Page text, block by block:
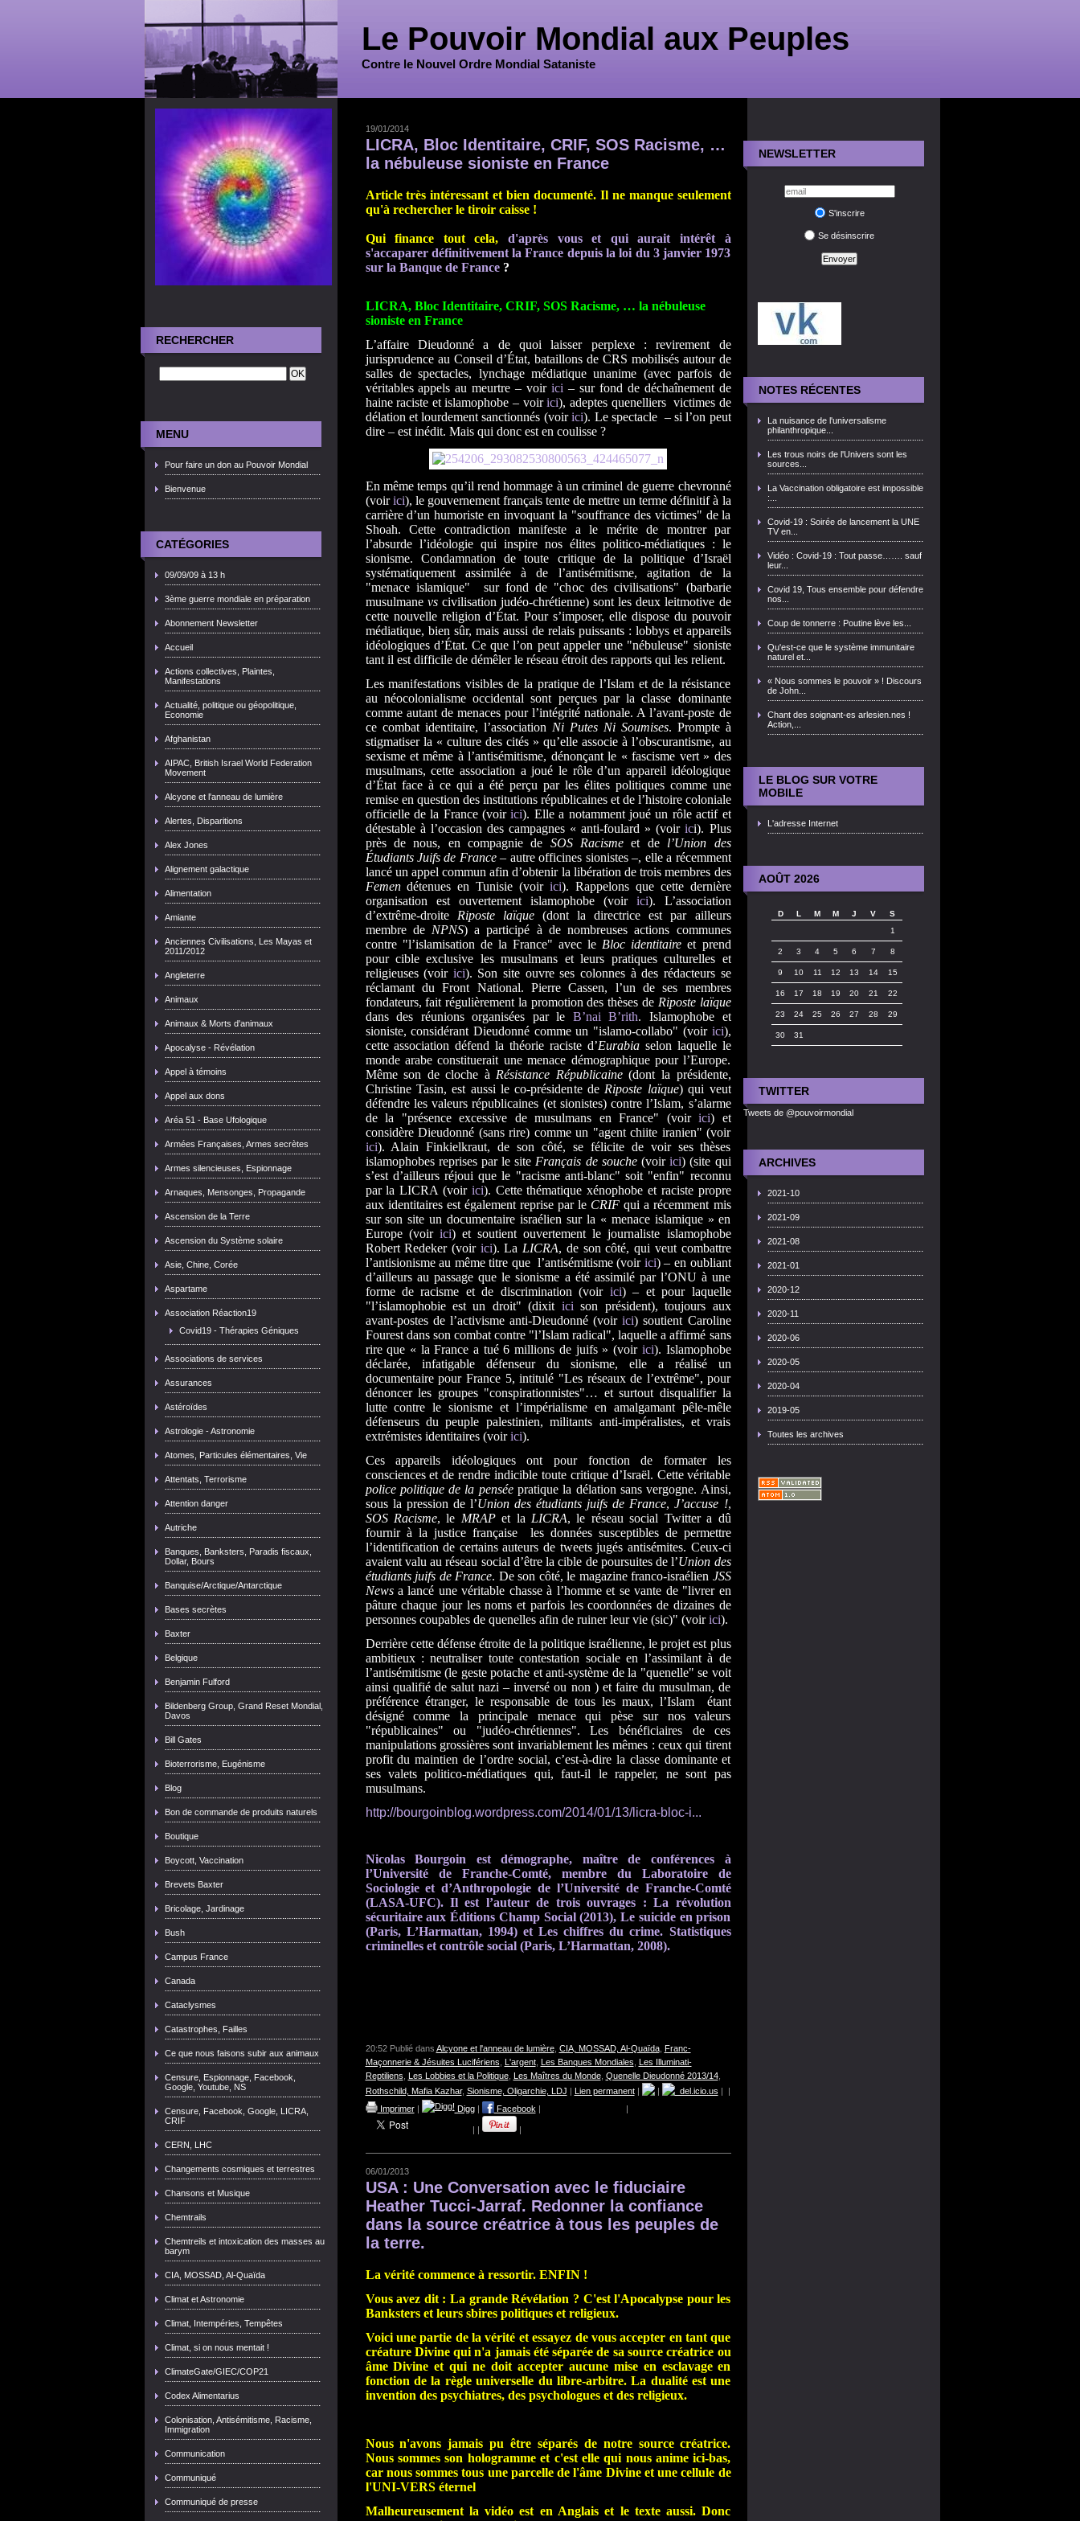
Le Pouvoir Mondial aux Peuples
Contre le Nouvel Ordre Mondial Sataniste
RECHERCHER
MENU
Pour faire un don au Pouvoir Mondial
Bienvenue
CATÉGORIES
09/09/09 à 13 h
3ème guerre mondiale en préparation
Abonnement Newsletter
Accueil
Actions collectives, Plaintes,
Manifestations
Actualité, politique ou géopolitique,
Economie
Afghanistan
AIPAC, British Israel World Federation
Movement
Alcyone et l'anneau de lumière
Alertes, Disparitions
Alex Jones
Alignement galactique
Alimentation
Amiante
Anciennes Civilisations, Les Mayas et
2011/2012
Angleterre
Animaux
Animaux & Morts d'animaux
Apocalyse - Révélation
Appel à témoins
Appel aux dons
Aréa 51 - Base Ufologique
Armées Françaises, Armes secrètes
Armes silencieuses, Espionnage
Arnaques, Mensonges, Propagande
Ascension de la Terre
Ascension du Système solaire
Asie, Chine, Corée
Aspartame
Association Réaction19
Covid19 - Thérapies Géniques
Associations de services
Assurances
Astéroïdes
Astrologie - Astronomie
Atomes, Particules élémentaires, Vie
Attentats, Terrorisme
Attention danger
Autriche
Banques, Banksters, Paradis fiscaux,
Dollar, Bours
Banquise/Arctique/Antarctique
Bases secrètes
Baxter
Belgique
Benjamin Fulford
Bildenberg Group, Grand Reset Mondial,
Davos
Bill Gates
Bioterrorisme, Eugénisme
Blog
Bon de commande de produits naturels
Boutique
Boycott, Vaccination
Brevets Baxter
Bricolage, Jardinage
Bush
Campus France
Canada
Cataclysmes
Catastrophes, Failles
Ce que nous faisons subir aux animaux
Censure, Espionnage, Facebook,
Google, Youtube, NS
Censure, Facebook, Google, LICRA,
CRIF
CERN, LHC
Changements cosmiques et terrestres
Chansons et Musique
Chemtrails
Chemtreils et intoxication des masses au
barym
CIA, MOSSAD, Al-Quaïda
Climat et Astronomie
Climat, Intempéries, Tempêtes
Climat, si on nous mentait !
ClimateGate/GIEC/COP21
Codex Alimentarius
Colonisation, Antisémitisme, Racisme,
Immigration
Communication
Communiqué
Communiqué de presse
NEWSLETTER
S'inscrire
Se désinscrire
NOTES RÉCENTES
La nuisance de l'universalisme
philanthropique...
Les trous noirs de l'Univers sont les
sources...
La Vaccination obligatoire est impossible
:...
Covid-19 : Soirée de lancement la UNE
TV en...
Vidéo : Covid-19 : Tout passe……. sauf
leur...
Covid 19, Tous ensemble pour défendre
nos...
Coup de tonnerre : Poutine lève les...
Qu'est-ce que le système immunitaire
naturel et...
« Nous sommes le pouvoir » ! Discours
de John...
Chant des soignant-es arlesien.nes !
Action,...
LE BLOG SUR VOTRE
MOBILE
L'adresse Internet
AOÛT 2026
D L M M J V
S
1
2 3 4 5 6 7 8
9 10 11 12 13 14 15
16 17 18 19 20 21 22
23 24 25 26 27 28 29
30 31
TWITTER
Tweets de @pouvoirmondial
ARCHIVES
2021-10
2021-09
2021-08
2021-01
2020-12
2020-11
2020-06
2020-05
2020-04
2019-05
Toutes les archives
19/01/2014
LICRA, Bloc Identitaire, CRIF, SOS Racisme, …
la nébuleuse sioniste en France
Article très intéressant et bien documenté. Il ne manque seulement
qu'à rechercher le tiroir caisse !
Qui finance tout cela,
d'après vous et qui aurait intérêt à
s'accaparer définitivement la France depuis la loi du 3 janvier 1973
sur la Banque de France ?
LICRA, Bloc Identitaire, CRIF, SOS Racisme, … la nébuleuse
sioniste en France
L’affaire Dieudonné a de quoi laisser perplexe : revirement de
jurisprudence au Conseil d’État, bataillons de CRS mobilisés autour de
salles de spectacles, lynchage médiatique unanime (avec parfois de
véritables appels au meurtre – voir ici – sur fond de déchaînement de
haine raciste et islamophobe – voirici), adeptes quenelliers victimes de
délation et lourdement sanctionnés (voirici). Le spectacle – si l’on peut
dire – est inédit. Mais qui donc est en coulisse ?
En même temps qu’il rend hommage à un criminel de guerre chevronné
(voirici), le gouvernement français tente de mettre un terme définitif à la
carrière d’un humoriste en invoquant la "souffrance des victimes" de la
Shoah. Cette contradiction manifeste a le mérite de montrer par
l’absurde l’idéologie qui inspire nos élites politico-médiatiques : le
sionisme. Condamnation de toute critique de la politique d’Israël
systématiquement assimilée à de l’antisémitisme, agitation de la
"menace islamique" sur fond de "choc des civilisations" (barbarie
musulmane vscivilisation judéo-chrétienne) sont les deux leitmotive de
cette nouvelle religion d’État. Pour s’imposer, elle dispose du pouvoir
médiatique, bien sûr, mais aussi de relais puissants : lobbys et appareils
idéologiques d’État. Ce que l’on peut appeler une "nébuleuse" sioniste
tant il est difficile de démêler le réseau étroit des rapports qui les relient.
Les manifestations visibles de la pratique de l’Islam et de la résistance
au néocolonialisme occidental sont perçues par la classe dominante
comme autant de menaces pour l’intégrité nationale. A l’avant-poste de
ce combat identitaire, l’association Ni Putes Ni Soumises. Prompte à
stigmatiser la « culture des cités » qu’elle associe à l’obscurantisme, au
sexisme et même à l’antisémitisme, dénonçant le « fascisme vert » des
musulmans, cette association a joué le rôle d’un appareil idéologique
d’État face à ce qui a été perçu par les élites politiques comme une
remise en question des institutions républicaines et de l’histoire coloniale
officielle de la France (voirici). Elle a notamment joué un rôle actif et
détestable à l’occasion des campagnes « anti-foulard » (voirici). Plus
près de nous, en compagnie de SOS Racisme et de l’Union des
Étudiants Juifs de France– autre officines sionistes –, elle a récemment
lancé un appel commun afin d’obtenir la libération de trois membres des
Femendétenues en Tunisie (voir ici). Rappelons que cette dernière
organisation est ouvertement islamophobe (voir ici). L’association
d’extrême-droite Riposte laïque(dont la directrice est par ailleurs
membre de NPNS) a participé à de nombreuses actions communes
contre "l’islamisation de la France" avec le Bloc identitaire et prend
pour cible exclusive les musulmans et leurs pratiques culturelles et
religieuses (voir ici). Son site ouvre ses colonnes à des rédacteurs se
réclamant du Front National. Pierre Cassen, l’un de ses membres
fondateurs, fait régulièrement la promotion des thèses de Riposte laïque
dans des réunions organisées par le B’nai B’rith. Islamophobe et
sioniste, considérant Dieudonné comme un "islamo-collabo" (voir ici),
cette association défend la théorie raciste d’Eurabiaselon laquelle le
monde arabe constituerait une menace démographique pour l’Europe.
Même son de cloche à Résistance Républicaine(dont la présidente,
Christine Tasin, est aussi le co-présidente de Riposte laïque) qui veut
défendre les valeurs républicaines (et sionistes) contre l’Islam, s’alarme
de la "présence excessive de musulmans en France" (voirici) et
considère Dieudonné (sans rire) comme un "agent chiite iranien" (voir
ici). Alain Finkielkraut, de son côté, se félicite de voir ses thèses
islamophobes reprises par le site Français de souche(voirici) (site qui
s’est d’ailleurs réjoui que le "racisme anti-blanc" soit "enfin" reconnu
par la LICRA (voir ici). Cette thématique xénophobe et raciste propre
aux identitaires est également reprise par le CRIF qui a récemment mis
sur son site un documentaire israélien sur la « menace islamique » en
Europe (voir ici) et soutient ouvertement le journaliste islamophobe
Robert Redeker (voirici). La LICRA, de son côté, qui veut combattre
l’antisionisme au même titre que l’antisémitisme (voir ici) – en oubliant
d’ailleurs au passage que le sionisme a été assimilé par l’ONU à une
forme de racisme et de discrimination (voir ici) – et pour laquelle
"l’islamophobie est un droit" (dixit ici son président), toujours aux
avant-postes de l’activisme anti-Dieudonné (voirici) soutient Caroline
Fourest dans son combat contre "l’Islam radical", laquelle a affirmé sans
rire que « la France a tué 6 millions de juifs » (voir ici). Islamophobe
déclarée, infatigable défenseur du sionisme, elle a réalisé un
documentaire pour France 5, intitulé "Les réseaux de l’extrême", pour
dénoncer les groupes "conspirationnistes"… et surtout disqualifier la
lutte contre le sionisme et l’impérialisme en amalgamant pêle-mêle
défenseurs du peuple palestinien, militants anti-impéralistes, et vrais
extrémistes identitaires (voirici).
Ces appareils idéologiques ont pour fonction de formater les
consciences et de rendre indicible toute critique d’Israël. Cette véritable
police politique de la penséepratique la délation sans vergogne. Ainsi,
sous la pression de l’Union des étudiants juifs de France,J’accuse !,
SOS Racisme, le MRAPet la LICRA, le réseau social Twitter a dû
fournir à la justice française les données susceptibles de permettre
l’identification de certains auteurs de tweets jugés antisémites. Ceux-ci
avaient valu au réseau social d’être la cible de poursuites de l’Union des
étudiants juifs de France. De son côté, le magazine franco-israélien JSS
Newsa lancé une véritable chasse à l’homme et se vante de "livrer en
pâture chaque jour les noms et parfois les coordonnées de dizaines de
personnes coupables de quenelles afin de ruiner leur vie (sic)" (voirici).
Derrière cette défense étroite de la politique israélienne, le projet est plus
ambitieux : neutraliser toute contestation sociale en l’assimilant à de
l’antisémitisme (le geste potache et anti-système de la "quenelle" se voit
ainsi qualifié de salut nazi – inversé ou non ) et faire du musulman, de
préférence étranger, le responsable de tous les maux, l’Islam étant
désigné comme la principale menace qui pèse sur nos valeurs
"républicaines" ou "judéo-chrétiennes". Les bénéficiaires de ces
manipulations grossières sont invariablement les mêmes : ceux qui tirent
profit du maintien de l’ordre social, c’est-à-dire la classe dominante et
ses valets politico-médiatiques qui, faut-il le rappeler, ne sont pas
musulmans.
http://bourgoinblog.wordpress.com/2014/01/13/licra-bloc-i...
Nicolas Bourgoin est démographe, maître de conférences à
l’Université de Franche-Comté, membre du Laboratoire de
Sociologie et d’Anthropologie de l’Université de Franche-Comté
(LASA-UFC). Il est l’auteur de trois ouvrages : La révolution
sécuritaire aux Éditions Champ Social (2013), Le suicide en prison
(Paris, L’Harmattan, 1994) et Les chiffres du crime. Statistiques
criminelles et contrôle social (Paris, L’Harmattan, 2008).
20:52 Publié dans Alcyone et l'anneau de lumière, CIA, MOSSAD, Al-Quaïda, Franc-
Maçonnerie & Jésuites Lucifériens L'argent, Les Banques Mondiales Les Illuminati-
Reptiliens Les Lobbies et la Politique, Les Maîtres du Monde, Quenelle Dieudonné 2013/14,
Rothschild, Mafia Kazhar, Sionisme, Oligarchie, LDJ | Lien permanent| | del.icio.us |
|
Imprimer| Digg| Facebook | |
| | |
06/01/2013
USA : Une Conversation avec le fiduciaire
Heather Tucci-Jarraf. Redonner la confiance
dans la source créatrice à tous les peuples de
la terre.
La vérité commence à ressortir. ENFIN !
Vous avez dit : La grande Révélation ? C'est l'Apocalypse pour les
Banksters et leurs sbires politiques et religieux.
Voici une partie de la vérité et essayez de vous accepter en tant que
créature Divine qui n'a jamais été séparée de sa source créatrice ou
âme Divine et qui ne doit accepter aucune mise en esclavage en
fonction de la règle universelle du libre-arbitre. La dualité est une
invention des psychiatres, des psychologues et des religieux.
Nous n'avons jamais pu être séparés de notre source créatrice.
Nous sommes son hologramme et c'est elle qui nous anime ici-bas,
car nous sommes tous une parcelle de l'âme Divine et une cellule de
l'UNI-VERS éternel
Malheureusement la vidéo est en Anglais et le texte aussi. Donc